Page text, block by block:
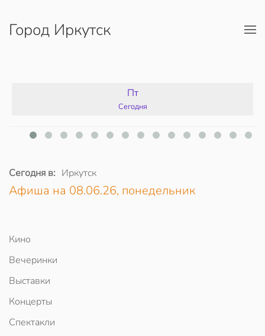
Перейти к содержимому
Город Иркутск
Пт
Сегодня
Сегодня в: Иркутск
Афиша на 08.06.26, понедельник
Кино
Вечеринки
Выставки
Концерты
Спектакли